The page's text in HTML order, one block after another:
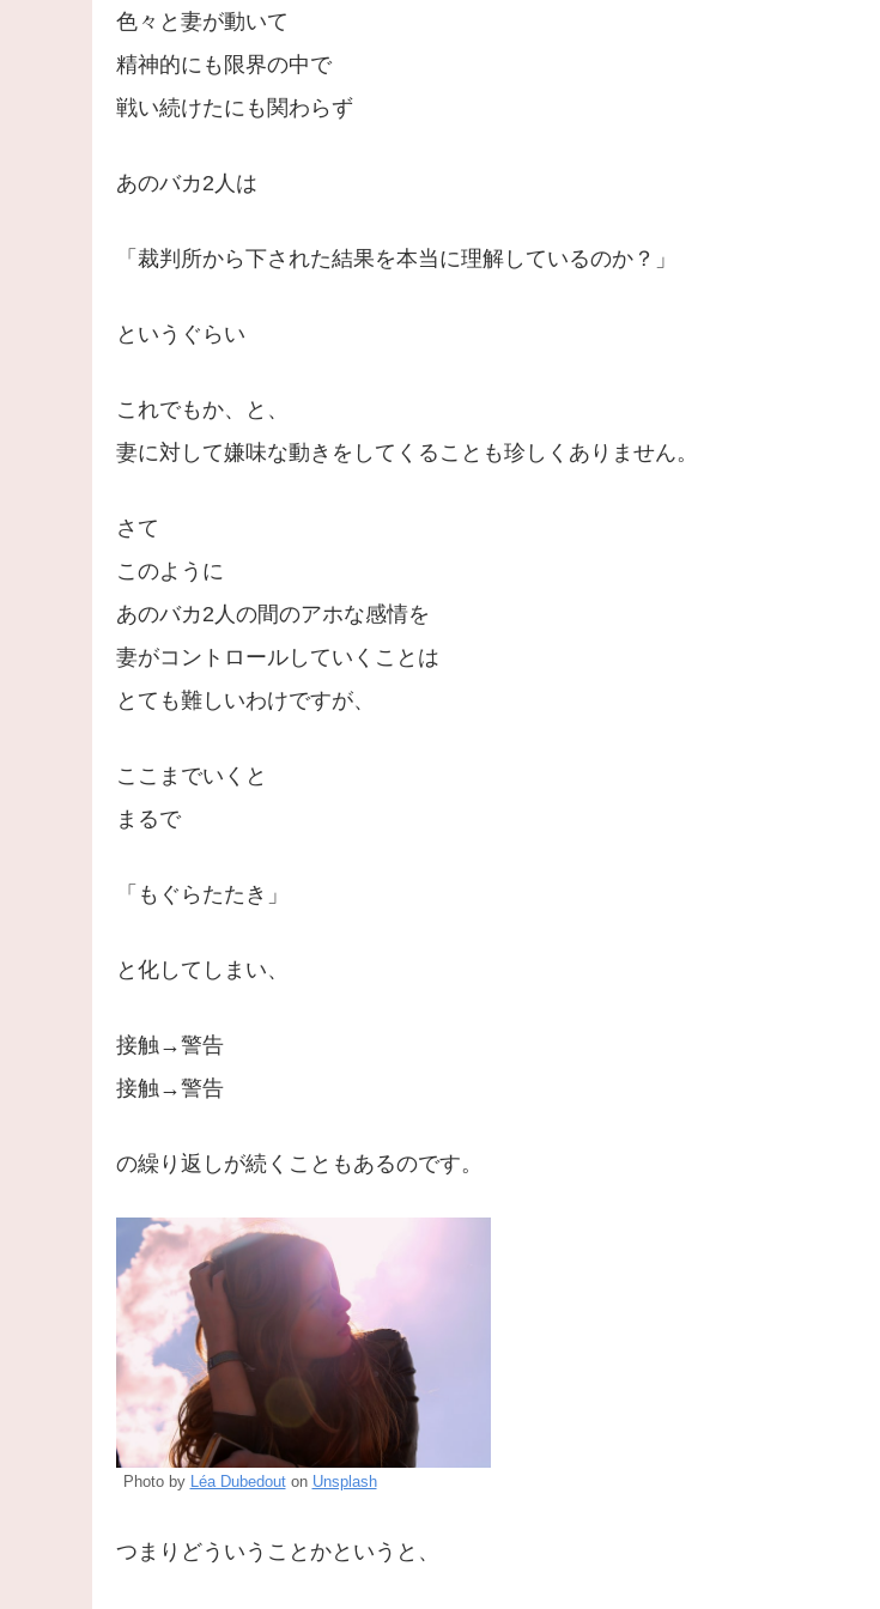
色々と妻が動いて
精神的にも限界の中で
戦い続けたにも関わらず
あのバカ2人は
「裁判所から下された結果を本当に理解しているのか？」
というぐらい
これでもか、と、
妻に対して嫌味な動きをしてくることも珍しくありません。
さて
このように
あのバカ2人の間のアホな感情を
妻がコントロールしていくことは
とても難しいわけですが、
ここまでいくと
まるで
「もぐらたたき」
と化してしまい、
接触→警告
接触→警告
の繰り返しが続くこともあるのです。
Photo by Léa Dubedouton Unsplash
つまりどういうことかというと、